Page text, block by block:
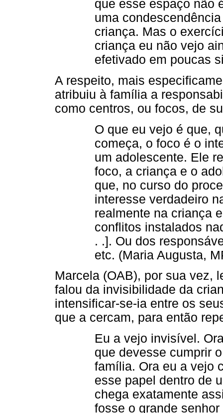
que esse espaço não
uma
criança. Mas o
criança eu não vejo
efetivado em poucas
A respeito, mais
atribuiu à família a
como centros, ou focos, de
O que eu vejo é que,
começa, o foco é o
um adolescente. Ele
foco, a criança e o
que, no curso do
interesse verdadeiro
realmente na criança
conflitos instalados
. .]. Ou dos
etc. (Maria Augusta,
Marcela (OAB), por sua vez,
falou da invisibilidade da
intensificar-se-ia entre os
que a cercam, para então
Eu a vejo invisível.
que devesse cumprir
família. Ora eu a vejo
esse papel dentro de
chega exatamente
fosse o grande